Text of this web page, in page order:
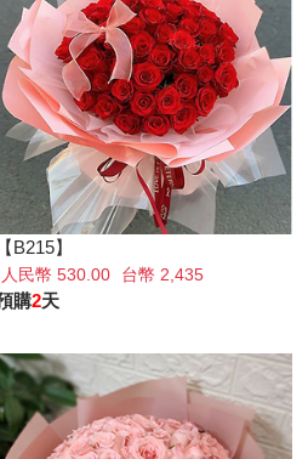
【B215】
人民幣 530.00 台幣 2,435
購2天